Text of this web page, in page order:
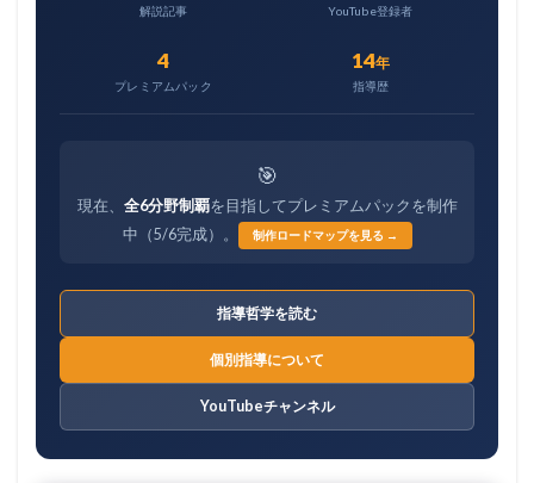
解説記事 YouTube登録者
4
プレミアムパック
14年
指導歴
🎯
現在、 全6分野制覇を目指してプレミアムパックを制作
中（5/6完成）。
制作ロードマップを見る →
指導哲学を読む
個別指導について
YouTubeチャンネル